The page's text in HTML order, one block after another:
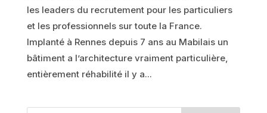
les leaders du recrutement pour les particuliers
et les professionnels sur toute la France.
Implanté à Rennes depuis 7 ans au Mabilais un
bâtiment a l’architecture vraiment particulière,
entièrement réhabilité il y a...